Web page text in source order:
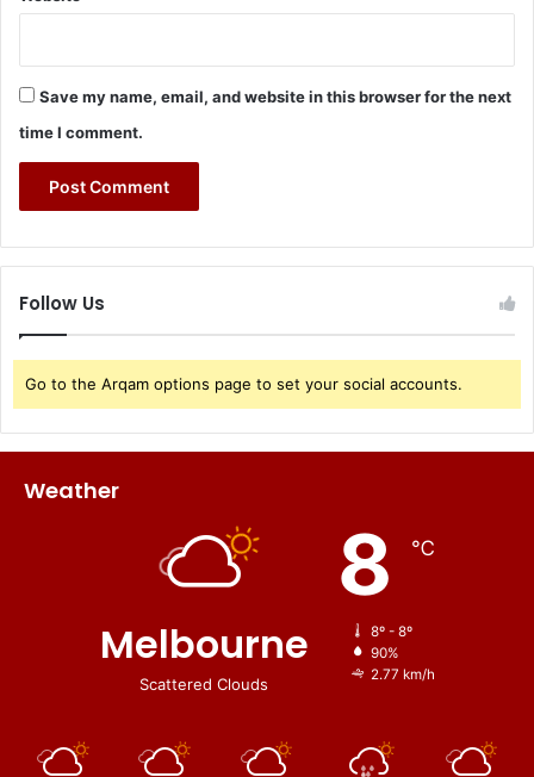
Save my name, email, and website in this browser for the next
time I comment.
Follow Us
Go to the Arqam options page to set your social accounts.
Weather
Melbourne
Scattered Clouds
8 ℃
8º - 8º
90%
2.77 km/h